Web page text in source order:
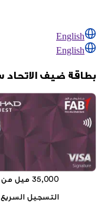
English
English
بطاقة ضيف الاتحاد
التسجيل